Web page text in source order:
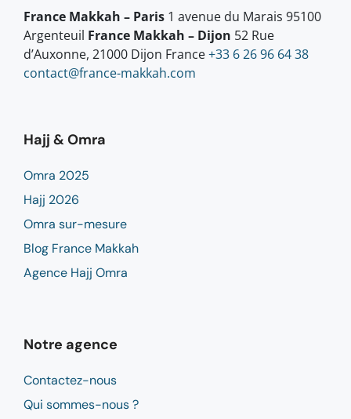
France Makkah – Paris 1 avenue du Marais 95100
Argenteuil France Makkah – Dijon 52 Rue
d’Auxonne, 21000 Dijon France+33 6 26 96 64 38
contact@france-makkah.com
Hajj & Omra
Omra 2025
Hajj 2026
Omra sur-mesure
Blog France Makkah
Agence Hajj Omra
Notre agence
Contactez-nous
Qui sommes-nous ?